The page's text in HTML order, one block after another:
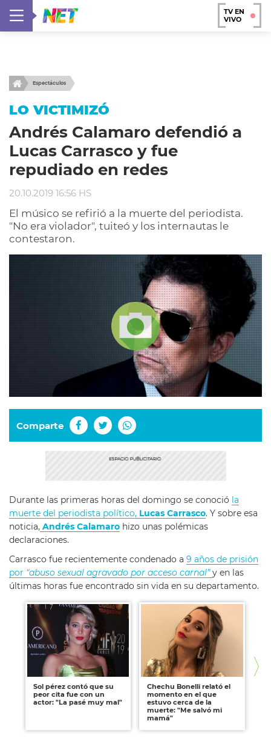
TV EN
VIVO
Espectáculos
LO VICTIMIZÓ
Andrés Calamaro defendió a
Lucas Carrasco y fue
repudiado en redes
20.10.2019 16:56 HS
El músico se refirió a la muerte del periodista.
"No era violador", tuiteó y los internautas le
contestaron.
Comparte
Durante las primeras horas del domingo se conoció la
muerte del periodista político, Lucas Carrasco. Y sobre esa
noticia, Andrés Calamaro hizo unas polémicas
declaraciones.
Carrasco fue recientemente condenado a 9 años de prisión
por “abuso sexual agravado por acceso carnal” y en las
últimas horas fue encontrado sin vida en su departamento.
Sol pérez contó que su
peor cita fue con un
actor: "La pasé muy mal"
Chechu Bonelli relató el
momento en el que
estuvo cerca de la
muerte: "Me salvó mi
mamá"